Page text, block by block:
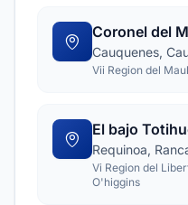
Coronel del
Cauquenes,
Vii Region del
El bajo
Requinoa,
Vi Region del
O'higgins